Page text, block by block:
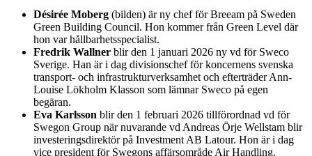
Désirée Moberg (bilden) är ny chef för Breeam på Sweden
Green Building Council. Hon kommer från Green Level där
hon var hållbarhetsspecialist.
Fredrik Wallner blir den 1 januari 2026 ny vd för Sweco
Sverige. Han är i dag divisionschef för koncernens svenska
transport- och infrastrukturverksamhet och efterträder Ann-
Louise Lökholm Klasson som lämnar Sweco på egen
begäran.
Eva Karlsson blir den 1 februari 2026 tillförordnad vd för
Swegon Group när nuvarande vd Andreas Örje Wellstam blir
investeringsdirektör på Investment AB Latour. Hon är i dag
vice president för Swegons affärsområde Air Handling.